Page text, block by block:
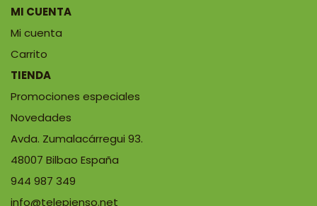
MI CUENTA
Mi cuenta
Carrito
TIENDA
Promociones especiales
Novedades
Avda. Zumalacárregui 93.
48007 Bilbao España
944 987 349
info@telepienso.net